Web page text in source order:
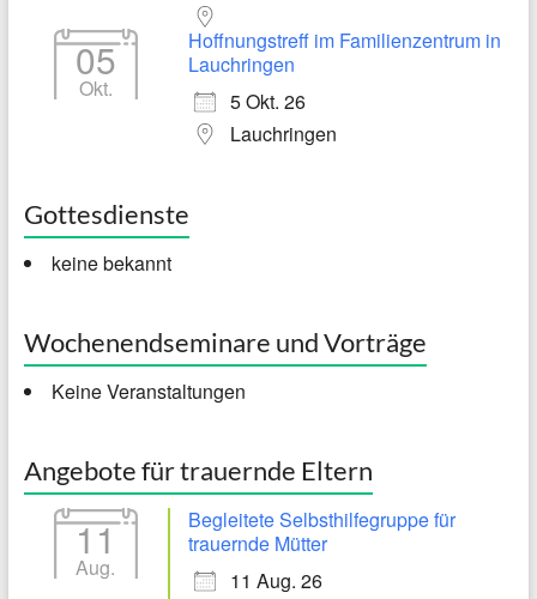
05
Okt.
Hoffnungstreff im Familienzentrum in
Lauchringen
5 Okt. 26
Lauchringen
Gottesdienste
keine bekannt
Wochenendseminare und Vorträge
Keine Veranstaltungen
Angebote für trauernde Eltern
11
Aug.
Begleitete Selbsthilfegruppe für
trauernde Mütter
11 Aug. 26